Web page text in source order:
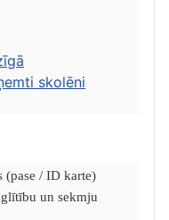
skolēni
(pase / ID karte)
un sekmju